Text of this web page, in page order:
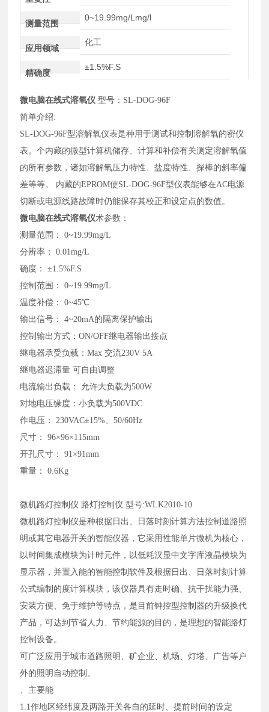
测量范围
0~19.99mg/Lmg/l
应用领域
化工
精确度
±1.5%F.S
微电脑在线式溶氧仪 型号： SL-DOG-96F
简单介绍:
SL-DOG-96F型溶解氧仪表是种用于测试和控制溶解氧的密仪
表。个内藏的微型计算机储存、计算和补偿有关测定溶解氧值
的所有参数，诸如溶解氧压力特性、盐度特性、探棒的斜率偏
差等等。
内藏的EPROM使SL-DOG-96F型仪表能够在AC电源
切断或电源线路故障时仍能保存其校正和设定点的数值。
微电脑在线式溶氧仪术参数：
测量范围：
0~19.99mg/L
分辨率：
0.01mg/L
确度：
±1.5%F.S
控制范围：
0~19.99mg/L
温度补偿：
0~45℃
输出信号：
4~20mA的隔离保护输出
控制输出方式：ON/OFF继电器输出接点
继电器承受负载：Max 交流230V 5A
继电器迟滞量 可自由调整
电流输出负载：
允许大负载为500W
对地电压缘度：小负载为500VDC
作电压：
230VAC±15%、50/60Hz
尺寸：
96×96×115mm
开孔尺寸：
91×91mm
重量：
0.6Kg
微机路灯控制仪 路灯控制仪 型号:WLK2010-10
微机路灯控制仪是种根据日出、日落时刻计算方法控制道路照
明或其它电器开关的智能仪器，它采用性能单片微机为核心，
以时间集成模块为计时元件，以低耗汉显中文字库液晶模块为
显示器，并置入能的智能控制软件及根据日出、日落时刻计算
公式编制的度计算模块，该仪器具有走时确、抗干扰能力强、
安装方便、免于维护等特点，是目前钟控型控制器的升级换代
产品，可达到节省人力、节约能源的目的，是理想的智能路灯
控制设备。
可广泛应用于城市道路照明、矿企业、机场、灯塔、广告等户
外的照明自动控制。
、主要能
1.1作地区经纬度及两路开关各自的延时、提前时间的设定